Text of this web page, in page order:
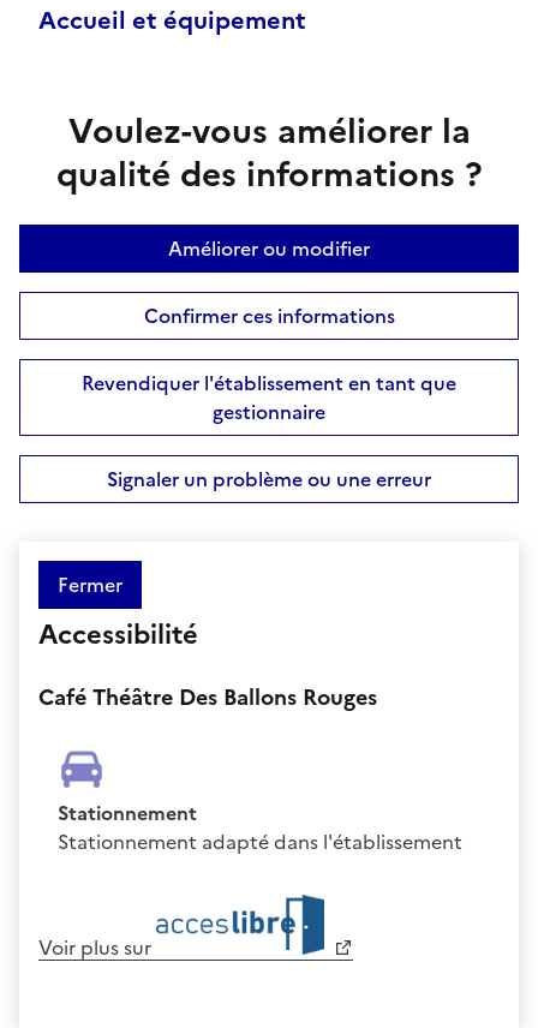
Accueil et équipement
Voulez-vous améliorer la
qualité des informations ?
Améliorer ou modifier
Confirmer ces informations
Revendiquer l'établissement en tant que
gestionnaire
Signaler un problème ou une erreur
Fermer
Accessibilité
Café Théâtre Des Ballons Rouges
Stationnement
Stationnement adapté dans l'établissement
Voir plus sur